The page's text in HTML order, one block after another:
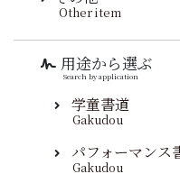
Other item
用途から選ぶ
Search by application
学童書道
Gakudou
パフォーマンス
Gakudou